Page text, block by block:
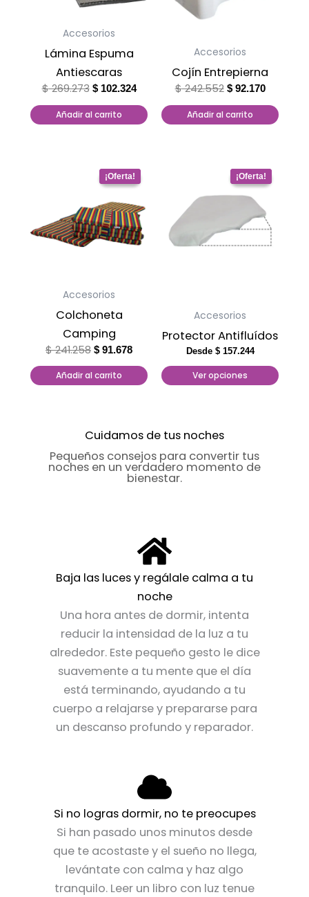
Accesorios
Lámina Espuma
Antiescaras
$269.273 $102.324
Añadir al carrito
Accesorios
Cojín Entrepierna
$242.552 $92.170
Añadir al carrito
Accesorios
Colchoneta
Camping
$241.258
Original
price
$ 241.258.
$ 91.678
Current
price
$ 91.678.
Añadir al carrito
Accesorios
Protector Antifluídos
Desde $157.244
Ver opciones
Este
producto
múltiples
variantes.
pueden
elegir
en
la
producto
Cuidamos de tus noches
Pequeños consejos para convertir tus
noches en un verdadero momento de
bienestar.
Baja las luces y regálale calma a tu
noche
Una hora antes de dormir, intenta
reducir la intensidad de la luz a tu
alrededor. Este pequeño gesto le dice
suavemente a tu mente que el día
está terminando, ayudando a tu
cuerpo a relajarse y prepararse para
un descanso profundo y reparador.
Si no logras dormir, no te preocupes
Si han pasado unos minutos desde
que te acostaste y el sueño no llega,
levántate con calma y haz algo
tranquilo. Leer un libro con luz tenue